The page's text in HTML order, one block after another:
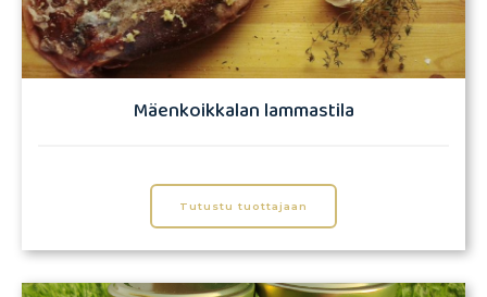
Mäenkoikkalan lammastila
Tutustu tuottajaan